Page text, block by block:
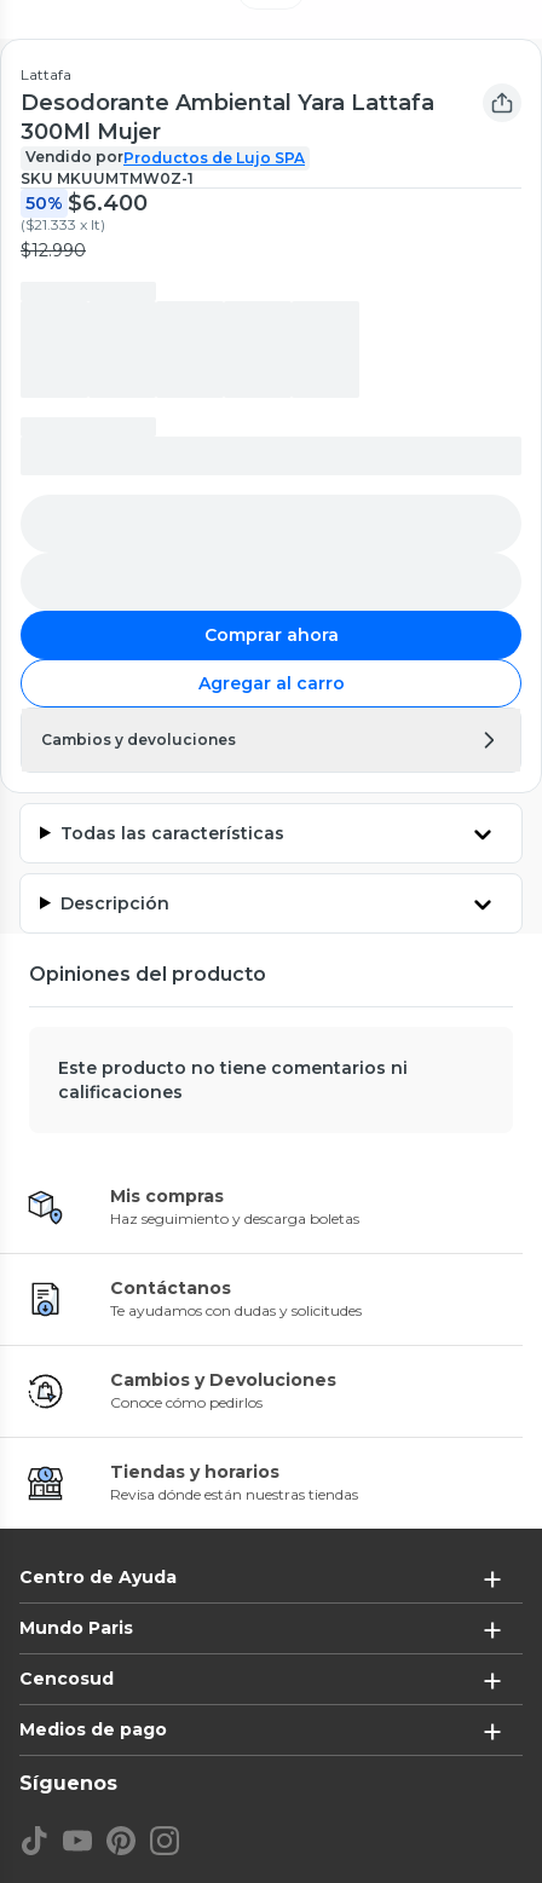
Lattafa
Desodorante Ambiental Yara Lattafa
300Ml Mujer
Vendido porProductos de Lujo SPA
SKU MKUUMTMW0Z-1
50% $6.400
($21.333 x lt)
$12.990
Comprar ahora
Agregar al carro
Cambios y devoluciones
Todas las características
Descripción
Opiniones del producto
Este producto no tiene comentarios ni
calificaciones
Mis compras
Haz seguimiento y descarga boletas
Contáctanos
Te ayudamos con dudas y solicitudes
Cambios y Devoluciones
Conoce cómo pedirlos
Tiendas y horarios
Revisa dónde están nuestras tiendas
Centro de Ayuda
Mundo Paris
Cencosud
Medios de pago
Síguenos